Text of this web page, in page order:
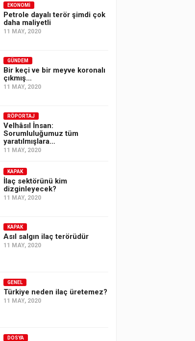
EKONOMI
Petrole dayalı terör şimdi çok
daha maliyetli
11 MAY, 2020
GÜNDEM
Bir keçi ve bir meyve koronalı
çıkmış…
11 MAY, 2020
RÖPORTAJ
Velhâsıl İnsan:
Sorumluluğumuz tüm
yaratılmışlara…
11 MAY, 2020
KAPAK
İlaç sektörünü kim
dizginleyecek?
11 MAY, 2020
KAPAK
Asıl salgın ilaç terörüdür
11 MAY, 2020
GENEL
Türkiye neden ilaç üretemez?
11 MAY, 2020
DOSYA